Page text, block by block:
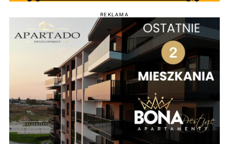
REKLAMA